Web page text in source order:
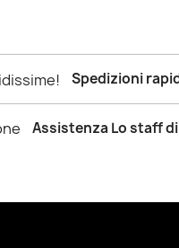
Spedizioni
Assistenza Lo staff